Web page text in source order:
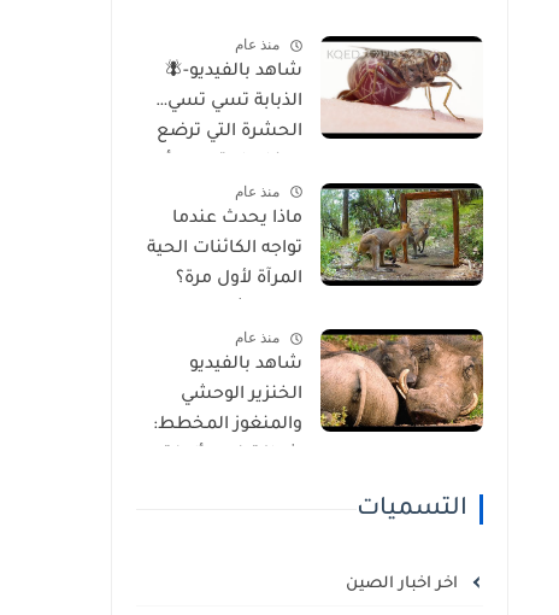
منذ عام
شاهد بالفيديو-🪰
الذبابة تسي تسي…
الحشرة التي ترضع
أخطر الأمراض في
إفريقيا!
منذ عام
ماذا يحدث عندما
تواجه الكائنات الحية
المرآة لأول مرة؟
للسلوك والوعي
الذاتي
منذ عام
شاهد بالفيديو
الخنزير الوحشي
والمنغوز المخطط:
التسميات
اخر اخبار الصين